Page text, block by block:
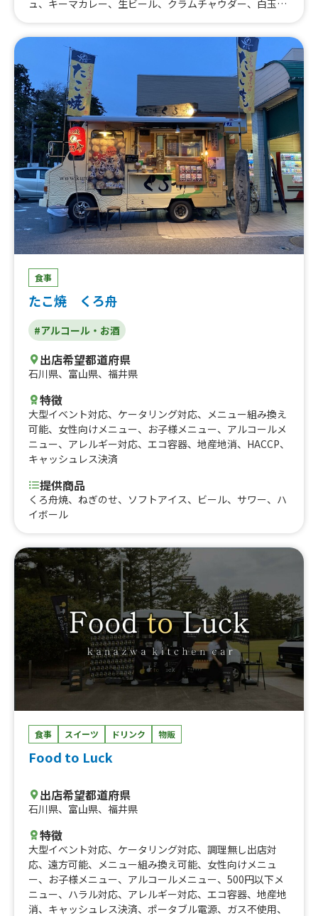
ュ、キーマカレー、生ビール、クラムチャウダー、白玉ぜ
食事
たこ焼 くろ舟
#アルコール・お酒
出店希望都道府県
石川県、 富山県、 福井県
特徴
大型イベント対応、 ケータリング対応、 メニュー組み換え
可能、 女性向けメニュー、 お子様メニュー、 アルコールメ
ニュー、 アレルギー対応、 エコ容器、 地産地消、 HACCP、
キャッシュレス決済
提供商品
くろ舟焼、ねぎのせ 、ソフトアイス、ビール、サワー、ハ
イボール
食事 スイーツ ドリンク 物販
Food to Luck
出店希望都道府県
石川県、 富山県、 福井県
特徴
大型イベント対応、 ケータリング対応、 調理無し出店対
応、 遠方可能、 メニュー組み換え可能、 女性向けメニュ
ー、 お子様メニュー、 アルコールメニュー、 500円以下メ
ニュー、 ハラル対応、 アレルギー対応、 エコ容器、 地産地
消、 キャッシュレス決済、 ポータブル電源、 ガス不使用、